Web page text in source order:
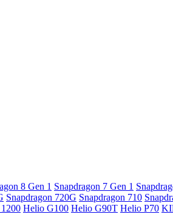
8 Gen 1 Snapdragon 7 Gen 1
Snapdragon 720G Snapdragon 710
Helio G100 Helio G90T Helio P70